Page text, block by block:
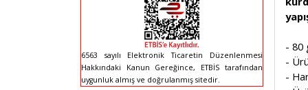
6563 sayılı Elektronik Ticaretin Düzenlenmesi
Hakkındaki Kanun Gereğince, ETBİS tarafından
uygunluk almış ve doğrulanmış sitedir.
- 80
-
-